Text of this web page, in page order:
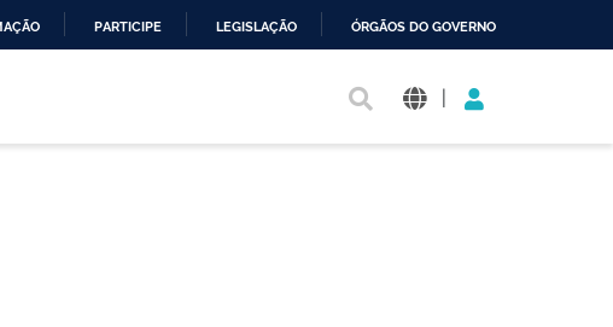
PARTICIPE LEGISLAÇÃO ÓRGÃOS DO GOVERNO
|